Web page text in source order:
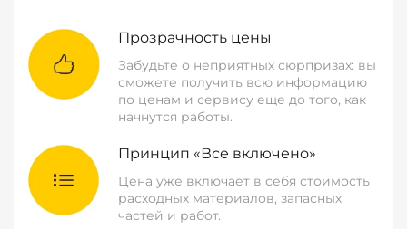
Прозрачность цены
Забудьте о неприятных сюрпризах: вы
сможете получить всю информацию
по ценам и сервису еще до того, как
начнутся работы.
Принцип «Все включено»
Цена уже включает в себя стоимость
расходных материалов, запасных
частей и работ.